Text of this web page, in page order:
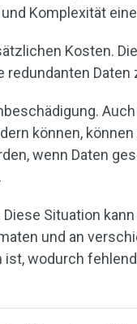
Komplexität
Kosten.
redundanten Daten
können,
wenn Daten
Situation
und an
ist, wodurch